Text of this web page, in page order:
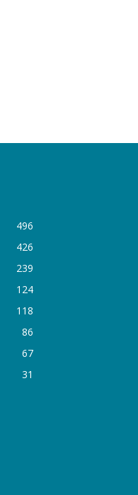
496
426
239
124
118
86
67
31